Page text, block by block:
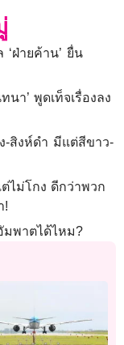
‘ฝ่ายค้าน’ ยื่น
า’ พูดเท็จเรื่องลง
-สิงห์ดำ มีแต่สีขาว-
ต่ไม่โกง ดีกว่าพวก
!
พาตได้ไหม?